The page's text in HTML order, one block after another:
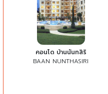
คอนโด บ้านนันทสิริ
BAAN NUNTHASIRI